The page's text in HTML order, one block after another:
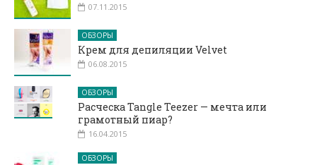
07.11.2015
ОБЗОРЫ
Крем для депиляции Velvet
06.08.2015
ОБЗОРЫ
Расческа Tangle Teezer — мечта или
грамотный пиар?
16.04.2015
ОБЗОРЫ